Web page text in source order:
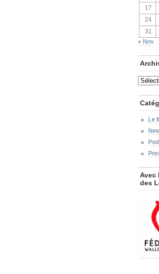
17
24
31
« Nov
Le
Avec
des